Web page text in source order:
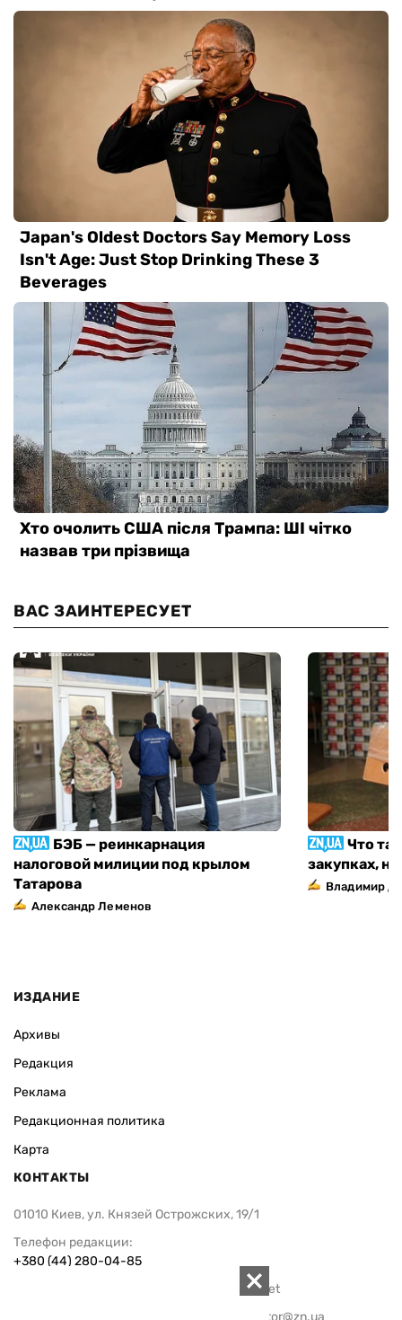
ВАС ЗАИНТЕРЕСУЕТ
БЭБ — реинкарнация
налоговой милиции под крылом
Татарова
Александр Леменов
Что
закупках,
Владимир
ИЗДАНИЕ
Архивы
Редакция
Реклама
Редакционная политика
Карта
КОНТАКТЫ
01010 Киев, ул. Князей Острожских, 19/1
Телефон редакции:
+380 (44) 280-04-85
zn94@ukr.net
editor@zn.ua